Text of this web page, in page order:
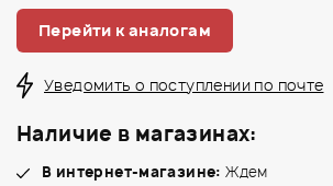
Перейти к аналогам
Уведомить о поступлении по почте
Наличие в магазинах:
В интернет-магазине: Ждем